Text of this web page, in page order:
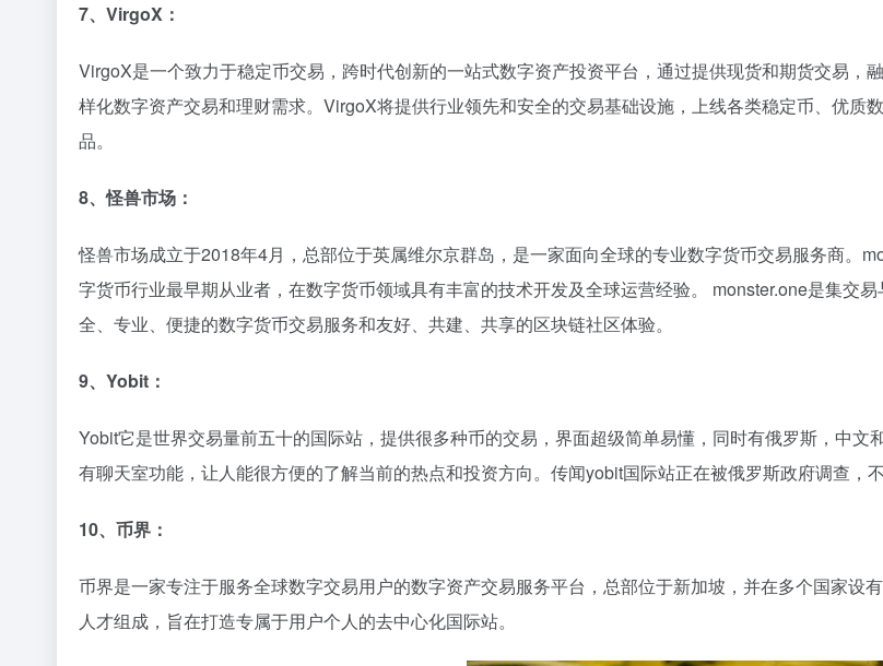
7、VirgoX：
VirgoX是一个致力于稳定币交易，跨时代创新的一站式数字资产投资平台，通过提供现货和期货交易，
样化数字资产交易和理财需求。VirgoX将提供行业领先和安全的交易基础设施，上线各类稳定币、优质
品。
8、怪兽市场：
怪兽市场成立于2018年4月，总部位于英属维尔京群岛，是一家面向全球的专业数字货币交易服务商。
字货币行业最早期从业者，在数字货币领域具有丰富的技术开发及全球运营经验。 monster.one是集交
全、专业、便捷的数字货币交易服务和友好、共建、共享的区块链社区体验。
9、Yobit：
Yobit它是世界交易量前五十的国际站，提供很多种币的交易，界面超级简单易懂，同时有俄罗斯，中
有聊天室功能，让人能很方便的了解当前的热点和投资方向。传闻yobit国际站正在被俄罗斯政府调查，
10、币界：
币界是一家专注于服务全球数字交易用户的数字资产交易服务平台，总部位于新加坡，并在多个国家设
人才组成，旨在打造专属于用户个人的去中心化国际站。